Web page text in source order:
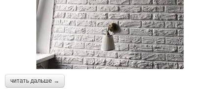
читать дальше →